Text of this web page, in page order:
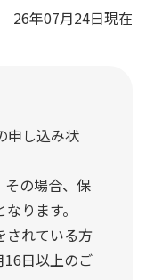
26年07月24日現在
申し込み状
その場合、保
ります。
されている方
16日以上のご